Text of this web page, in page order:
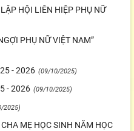
HỘI LIÊN HIỆP PHỤ NỮ
PHỤ NỮ VIỆT NAM”
- 2026 (09/10/2025)
- 2026 (09/10/2025)
2025)
MẸ HỌC SINH NĂM HỌC